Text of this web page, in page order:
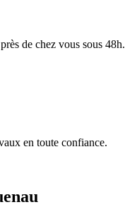
de chez vous sous 48h.
en toute confiance.